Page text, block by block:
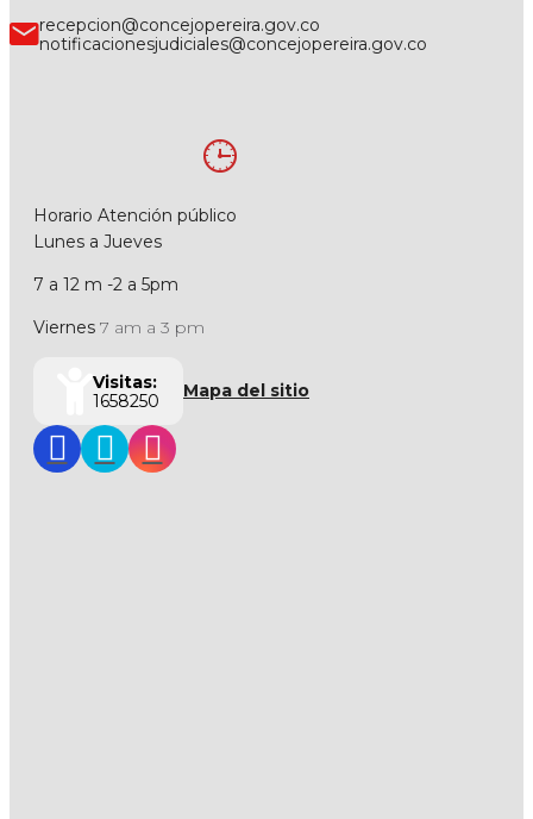
recepcion@concejopereira.gov.co
notificacionesjudiciales@concejopereira.gov.co
Horario Atención público
Lunes a Jueves
7 a 12 m -2 a 5pm
Viernes 7 am a 3 pm
Visitas:
1658250
Mapa del sitio